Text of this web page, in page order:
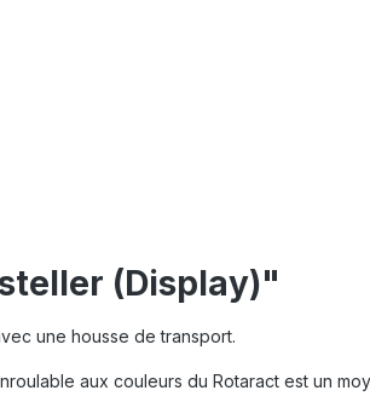
(Display)"
une housse de transport.
aux couleurs du Rotaract est un